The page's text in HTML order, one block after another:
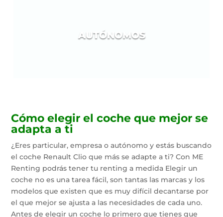
AUTÓNOMOS
Cómo elegir el coche que mejor se
adapta a ti
¿Eres particular, empresa o autónomo y estás buscando
el coche Renault Clio que más se adapte a ti? Con ME
Renting podrás tener tu renting a medida Elegir un
coche no es una tarea fácil, son tantas las marcas y los
modelos que existen que es muy difícil decantarse por
el que mejor se ajusta a las necesidades de cada uno.
Antes de elegir un coche lo primero que tienes que